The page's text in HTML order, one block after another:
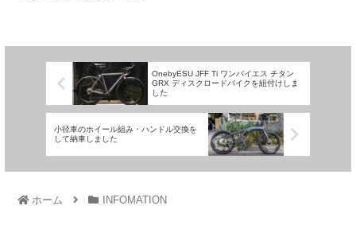
OnebyESU JFF Ti ワンバイエス チタン
GRX ディスクロードバイクを組付けしま
した
小径車のホイール組み・ハンドル交換を
して納車しました
ホーム INFOMATION